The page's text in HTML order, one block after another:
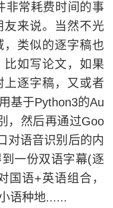
常耗费时间的事
友来说。当然不光
，类似的逐字稿也
比如写论文，如果
上逐字稿，又或者
基于Python3的Au
，然后再通过Goo
对语音识别后的内
一份双语字幕(逐
国语+英语组合，
语种地......